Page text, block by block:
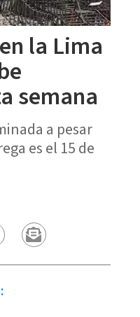
la Lima
semana
a pesar
es el 15 de